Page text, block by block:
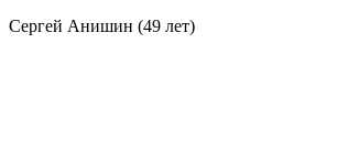
Сергей Анишин (49 лет)